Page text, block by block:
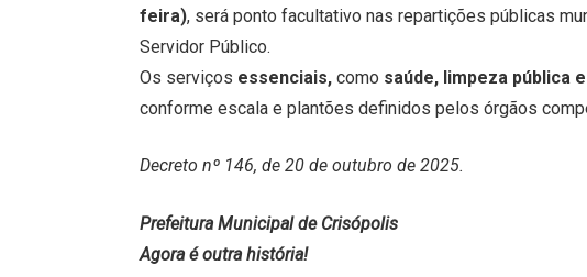
feira), será ponto facultativo nas repartições públicas
Servidor Público.
Os serviços essenciais, como saúde, limpeza pública
conforme escala e plantões definidos pelos órgãos
Decreto nº 146, de 20 de outubro de 2025.
Prefeitura Municipal de Crisópolis
Agora é outra história!